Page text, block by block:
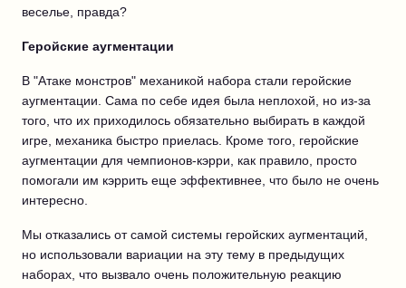
веселье, правда?
Геройские аугментации
В "Атаке монстров" механикой набора стали геройские
аугментации. Сама по себе идея была неплохой, но из-за
того, что их приходилось обязательно выбирать в каждой
игре, механика быстро приелась. Кроме того, геройские
аугментации для чемпионов-кэрри, как правило, просто
помогали им кэррить еще эффективнее, что было не очень
интересно.
Мы отказались от самой системы геройских аугментаций,
но использовали вариации на эту тему в предыдущих
наборах, что вызвало очень положительную реакцию